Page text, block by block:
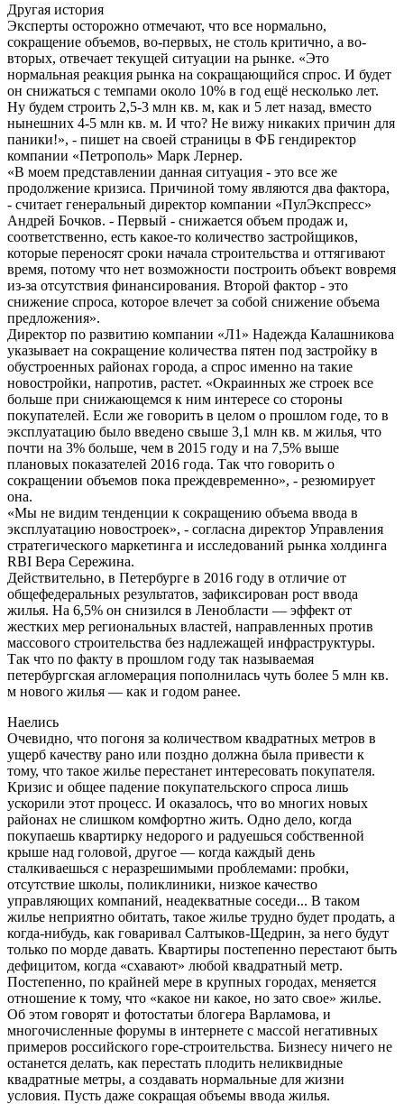
Другая история
Эксперты осторожно отмечают, что все нормально,
сокращение объемов, во-первых, не столь критично, а во-
вторых, отвечает текущей ситуации на рынке. «Это
нормальная реакция рынка на сокращающийся спрос. И будет
он снижаться с темпами около 10% в год ещё несколько лет.
Ну будем строить 2,5-3 млн кв. м, как и 5 лет назад, вместо
нынешних 4-5 млн кв. м. И что? Не вижу никаких причин для
паники!», - пишет на своей страницы в ФБ гендиректор
компании «Петрополь» Марк Лернер.
«В моем представлении данная ситуация - это все же
продолжение кризиса. Причиной тому являются два фактора,
- считает генеральный директор компании «ПулЭкспресс»
Андрей Бочков. - Первый - снижается объем продаж и,
соответственно, есть какое-то количество застройщиков,
которые переносят сроки начала строительства и оттягивают
время, потому что нет возможности построить объект вовремя
из-за отсутствия финансирования. Второй фактор - это
снижение спроса, которое влечет за собой снижение объема
предложения».
Директор по развитию компании «Л1» Надежда Калашникова
указывает на сокращение количества пятен под застройку в
обустроенных районах города, а спрос именно на такие
новостройки, напротив, растет. «Окраинных же строек все
больше при снижающемся к ним интересе со стороны
покупателей. Если же говорить в целом о прошлом годе, то в
эксплуатацию было введено свыше 3,1 млн кв. м жилья, что
почти на 3% больше, чем в 2015 году и на 7,5% выше
плановых показателей 2016 года. Так что говорить о
сокращении объемов пока преждевременно», - резюмирует
она.
«Мы не видим тенденции к сокращению объема ввода в
эксплуатацию новостроек», - согласна директор Управления
стратегического маркетинга и исследований рынка холдинга
RBI Вера Сережина.
Действительно, в Петербурге в 2016 году в отличие от
общефедеральных результатов, зафиксирован рост ввода
жилья. На 6,5% он снизился в Ленобласти — эффект от
жестких мер региональных властей, направленных против
массового строительства без надлежащей инфраструктуры.
Так что по факту в прошлом году так называемая
петербургская агломерация пополнилась чуть более 5 млн кв.
м нового жилья — как и годом ранее.
Наелись
Очевидно, что погоня за количеством квадратных метров в
ущерб качеству рано или поздно должна была привести к
тому, что такое жилье перестанет интересовать покупателя.
Кризис и общее падение покупательского спроса лишь
ускорили этот процесс. И оказалось, что во многих новых
районах не слишком комфортно жить. Одно дело, когда
покупаешь квартирку недорого и радуешься собственной
крыше над головой, другое — когда каждый день
сталкиваешься с неразрешимыми проблемами: пробки,
отсутствие школы, поликлиники, низкое качество
управляющих компаний, неадекватные соседи... В таком
жилье неприятно обитать, такое жилье трудно будет продать, а
когда-нибудь, как говаривал Салтыков-Щедрин, за него будут
только по морде давать. Квартиры постепенно перестают быть
дефицитом, когда «схавают» любой квадратный метр.
Постепенно, по крайней мере в крупных городах, меняется
отношение к тому, что «какое ни какое, но зато свое» жилье.
Об этом говорят и фотостатьи блогера Варламова, и
многочисленные форумы в интернете с массой негативных
примеров российского горе-строительства. Бизнесу ничего не
останется делать, как перестать плодить неликвидные
квадратные метры, а создавать нормальные для жизни
условия. Пусть даже сокращая объемы ввода жилья.